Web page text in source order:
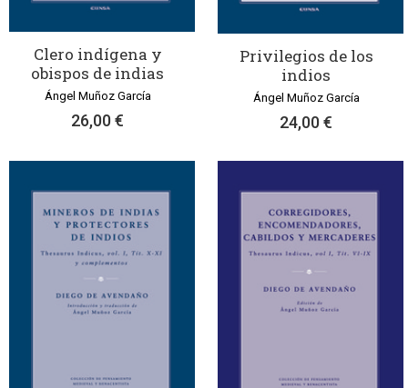
Clero indígena y
obispos de indias
Ángel Muñoz García
26,00 €
Privilegios de los
indios
Ángel Muñoz García
24,00 €